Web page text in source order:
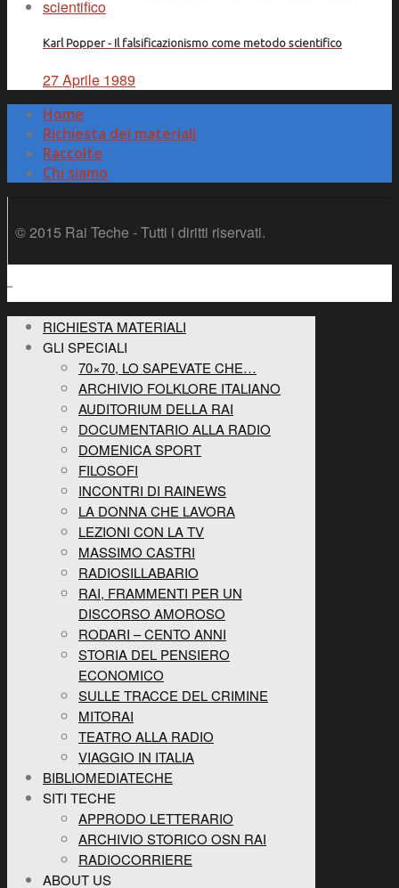
Karl Popper - Il falsificazionismo come metodo scientifico
27 Aprile 1989
Home
Richiesta dei materiali
Raccolte
Chi siamo
© 2015 Rai Teche - Tutti i diritti riservati.
RICHIESTA MATERIALI
GLI SPECIALI
70×70, LO SAPEVATE CHE…
ARCHIVIO FOLKLORE ITALIANO
AUDITORIUM DELLA RAI
DOCUMENTARIO ALLA RADIO
DOMENICA SPORT
FILOSOFI
INCONTRI DI RAINEWS
LA DONNA CHE LAVORA
LEZIONI CON LA TV
MASSIMO CASTRI
RADIOSILLABARIO
RAI, FRAMMENTI PER UN
DISCORSO AMOROSO
RODARI – CENTO ANNI
STORIA DEL PENSIERO
ECONOMICO
SULLE TRACCE DEL CRIMINE
MITORAI
TEATRO ALLA RADIO
VIAGGIO IN ITALIA
BIBLIOMEDIATECHE
SITI TECHE
APPRODO LETTERARIO
ARCHIVIO STORICO OSN RAI
RADIOCORRIERE
ABOUT US